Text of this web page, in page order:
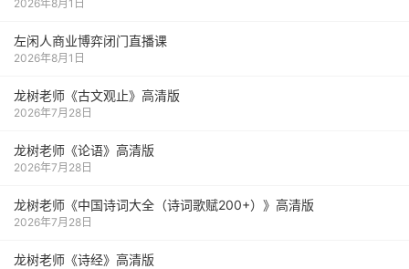
2026年8月1日
左闲人商业博弈闭门直播课
2026年8月1日
龙树老师《古文观止》高清版
2026年7月28日
龙树老师《论语》高清版
2026年7月28日
龙树老师《中国诗词大全（诗词歌赋200+）》高清版
2026年7月28日
龙树老师《诗经》高清版